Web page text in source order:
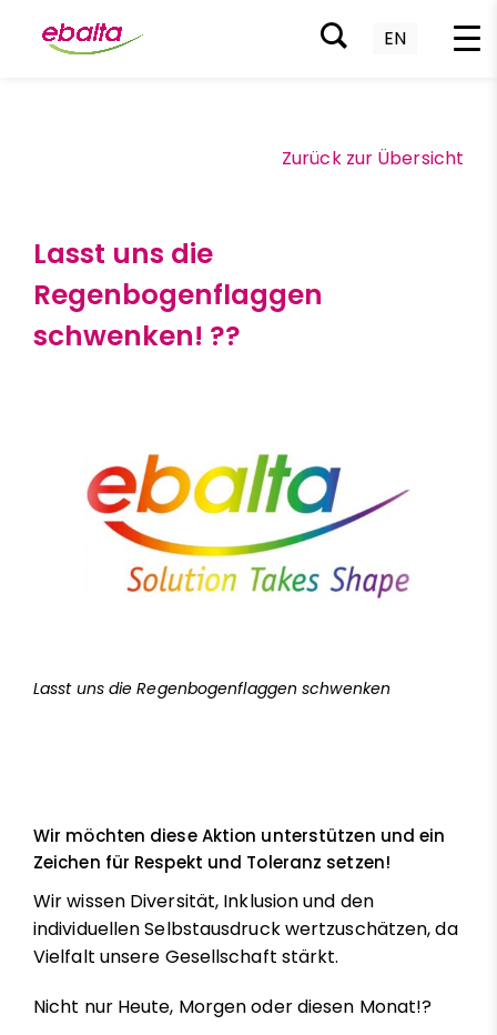
EN
Zurück zur Übersicht
Lasst uns die
Regenbogenflaggen
schwenken! ?️‍?
Lasst uns die Regenbogenflaggen schwenken
Wir möchten diese Aktion unterstützen und ein
Zeichen für Respekt und Toleranz setzen!
Wir wissen Diversität, Inklusion und den
individuellen Selbstausdruck wertzuschätzen, da
Vielfalt unsere Gesellschaft stärkt.
Nicht nur Heute, Morgen oder diesen Monat!?